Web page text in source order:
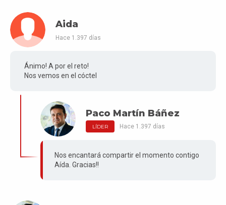
Aida
Hace 1.397 días
Ánimo! A por el reto!
Nos vemos en el cóctel
Paco Martín Báñez
LÍDER Hace 1.397 días
Nos encantará compartir el momento contigo
Aída. Gracias!!